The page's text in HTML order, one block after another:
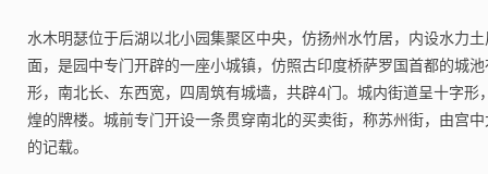
水木明瑟位于后湖以北小园集聚区中央，仿扬州水竹居，内设水力
面，是园中专门开辟的一座小城镇，仿照古印度桥萨罗国首都的城
形，南北长、东西宽，四周筑有城墙，共辟4门。城内街道呈十字
煌的牌楼。城前专门开设一条贯穿南北的买卖街，称苏州街，由宫
的记载。